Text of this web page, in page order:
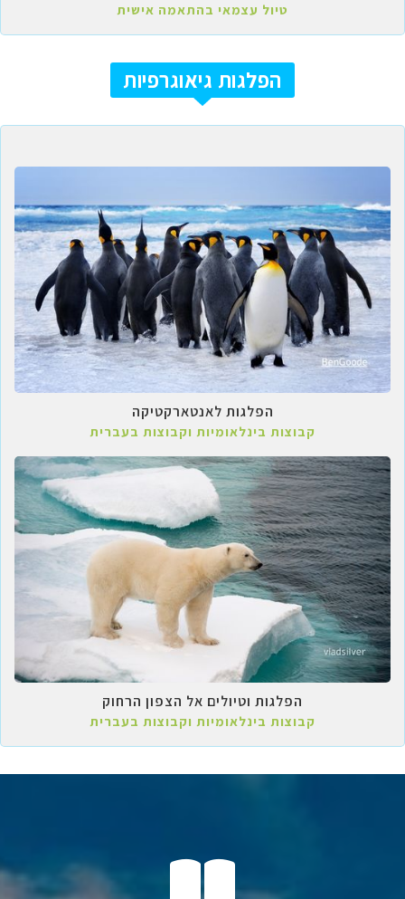
טיול עצמאי בהתאמה אישית
הפלגות גיאוגרפיות
הפלגות לאנטארקטיקה
קבוצות בינלאומיות וקבוצות בעברית
הפלגות וטיולים אל הצפון הרחוק
קבוצות בינלאומיות וקבוצות בעברית